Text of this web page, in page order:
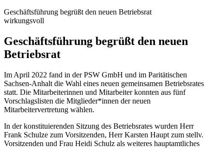
Geschäftsführung begrüßt den neuen Betriebsrat
wirkungsvoll
Geschäftsführung begrüßt den neuen
Betriebsrat
Im April 2022 fand in der PSW GmbH und im Paritätischen
Sachsen-Anhalt die Wahl eines neuen gemeinsamen Betriebsrates
statt. Die Mitarbeiterinnen und Mitarbeiter konnten aus fünf
Vorschlagslisten die Mitglieder*innen der neuen
Mitarbeitervertretung wählen.
In der konstituierenden Sitzung des Betriebsrates wurden Herr
Frank Schulze zum Vorsitzenden, Herr Karsten Haupt zum stellv.
Vorsitzenden und Frau Heidi Schulz als weiteres hauptamtliches